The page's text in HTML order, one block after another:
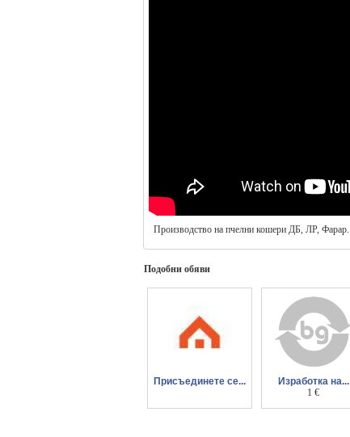
Производство на пчелни кошери ДБ, ЛР, Фарар.
Подобни обяви
Присъединете се...
Изработка на...
корпусна мебел.
1 €